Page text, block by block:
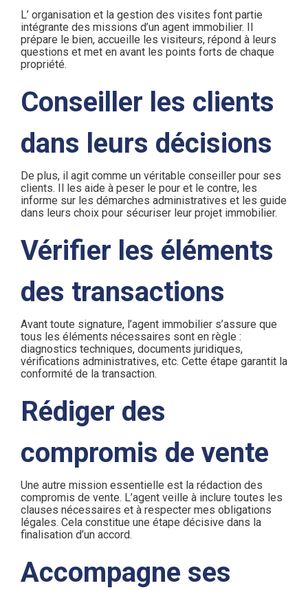
L’ organisation et la gestion des visites font partie
intégrante des missions d’un agent immobilier. Il
prépare le bien, accueille les visiteurs, répond à leurs
questions et met en avant les points forts de chaque
propriété.
Conseiller les clients
dans leurs décisions
De plus, il agit comme un véritable conseiller pour ses
clients. Il les aide à peser le pour et le contre, les
informe sur les démarches administratives et les guide
dans leurs choix pour sécuriser leur projet immobilier.
Vérifier les éléments
des transactions
Avant toute signature, l’agent immobilier s’assure que
tous les éléments nécessaires sont en règle :
diagnostics techniques, documents juridiques,
vérifications administratives, etc. Cette étape garantit la
conformité de la transaction.
Rédiger des
compromis de vente
Une autre mission essentielle est la rédaction des
compromis de vente. L’agent veille à inclure toutes les
clauses nécessaires et à respecter mes obligations
légales. Cela constitue une étape décisive dans la
finalisation d’un accord.
Accompagne ses